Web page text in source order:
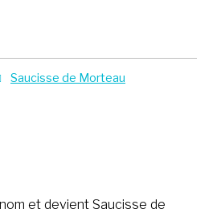
Saucisse de Morteau
et devient Saucisse de